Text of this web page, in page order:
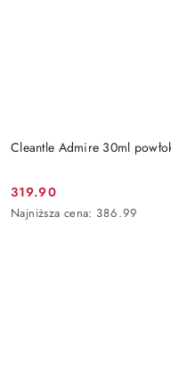
Cleantle Admire 30ml
Cena
promocyjna:
319.90
Najniższa
Najniższa cena: 386.99